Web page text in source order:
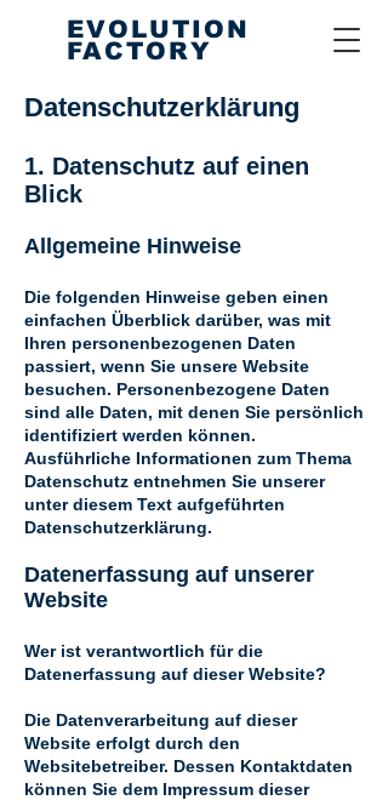
EVOLUTION
FACTORY
Datenschutzerklärung
1. Datenschutz auf einen
Blick
Allgemeine Hinweise
Die folgenden Hinweise geben einen
einfachen Überblick darüber, was mit
Ihren personenbezogenen Daten
passiert, wenn Sie unsere Website
besuchen. Personenbezogene Daten
sind alle Daten, mit denen Sie persönlich
identifiziert werden können.
Ausführliche Informationen zum Thema
Datenschutz entnehmen Sie unserer
unter diesem Text aufgeführten
Datenschutzerklärung.
Datenerfassung auf unserer
Website
Wer ist verantwortlich für die
Datenerfassung auf dieser Website?
Die Datenverarbeitung auf dieser
Website erfolgt durch den
Websitebetreiber. Dessen Kontaktdaten
können Sie dem Impressum dieser